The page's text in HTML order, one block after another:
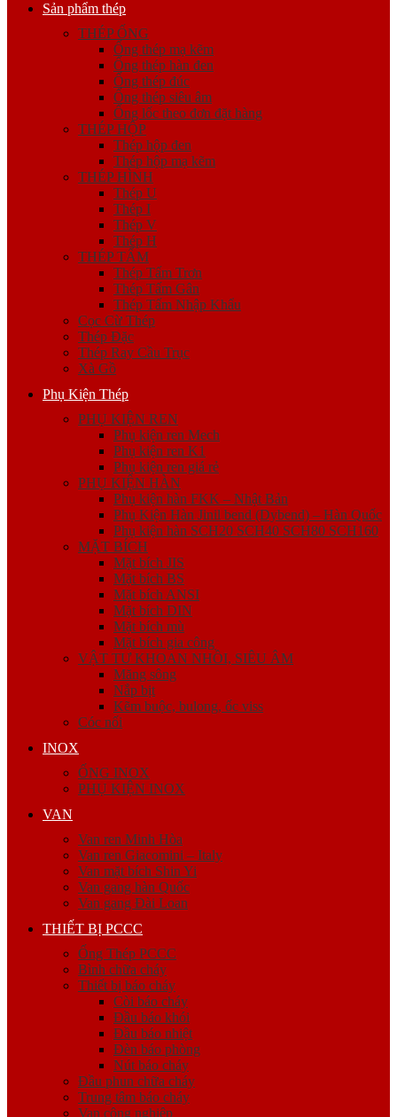
Sản phẩm thép
THÉP ỐNG
Ống thép mạ kẽm
Ống thép hàn đen
Ống thép đúc
Ống thép siêu âm
Ống lốc theo đơn đặt hàng
THÉP HỘP
Thép hộp đen
Thép hộp mạ kẽm
THÉP HÌNH
Thép U
Thép I
Thép V
Thép H
THÉP TẤM
Thép Tấm Trơn
Thép Tấm Gân
Thép Tấm Nhập Khẩu
Cọc Cừ Thép
Thép Đặc
Thép Ray Cầu Trục
Xà Gồ
Phụ Kiện Thép
PHỤ KIỆN REN
Phụ kiện ren Mech
Phụ kiện ren K1
Phụ kiện ren giá rẻ
PHỤ KIỆN HÀN
Phụ kiện hàn FKK – Nhật Bản
Phụ Kiện Hàn Jinil bend (Dybend) – Hàn Quốc
Phụ kiện hàn SCH20 SCH40 SCH80 SCH160
MẶT BÍCH
Mặt bích JIS
Mặt bích BS
Mặt bích ANSI
Mặt bích DIN
Mặt bích mù
Mặt bích gia công
VẬT TƯ KHOAN NHỒI, SIÊU ÂM
Măng sông
Nắp bịt
Kẽm buộc, bulong, ốc viss
Cóc nối
INOX
ỐNG INOX
PHỤ KIỆN INOX
VAN
Van ren Minh Hòa
Van ren Giacomini – Italy
Van mặt bích Shin Yi
Van gang hàn Quốc
Van gang Đài Loan
THIẾT BỊ PCCC
Ống Thép PCCC
Bình chữa cháy
Thiết bị báo cháy
Còi báo cháy
Đầu báo khói
Đầu báo nhiệt
Đèn báo phòng
Nút báo cháy
Đầu phun chữa cháy
Trung tâm báo cháy
Van công nghiệp